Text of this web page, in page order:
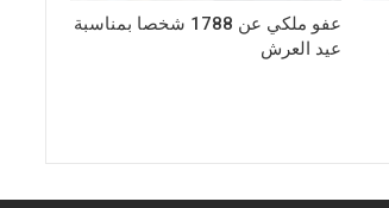
عفو ملكي عن 1788 شخصا بمناسبة
عيد العرش